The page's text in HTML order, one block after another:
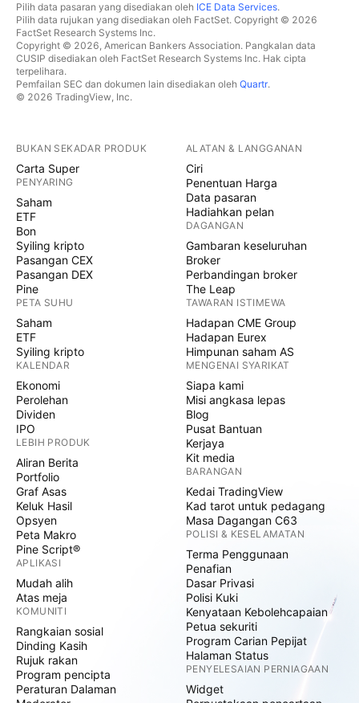
Pilih data pasaran yang disediakan oleh ICE Data Services.
Pilih data rujukan yang disediakan oleh FactSet. Copyright © 2026
FactSet Research Systems Inc.
Copyright © 2026, American Bankers Association. Pangkalan data
CUSIP disediakan oleh FactSet Research Systems Inc. Hak cipta
terpelihara.
Pemfailan SEC dan dokumen lain disediakan oleh Quartr.
© 2026 TradingView, Inc.
BUKAN SEKADAR PRODUK
Carta Super
PENYARING
Saham
ETF
Bon
Syiling kripto
Pasangan CEX
Pasangan DEX
Pine
PETA SUHU
Saham
ETF
Syiling kripto
KALENDAR
Ekonomi
Perolehan
Dividen
IPO
LEBIH PRODUK
Aliran Berita
Portfolio
Graf Asas
Keluk Hasil
Opsyen
Peta Makro
Pine Script®
APLIKASI
Mudah alih
Atas meja
KOMUNITI
Rangkaian sosial
Dinding Kasih
Rujuk rakan
Program pencipta
Peraturan Dalaman
ALATAN & LANGGANAN
Ciri
Penentuan Harga
Data pasaran
Hadiahkan pelan
DAGANGAN
Gambaran keseluruhan
Broker
Perbandingan broker
The Leap
TAWARAN ISTIMEWA
Hadapan CME Group
Hadapan Eurex
Himpunan saham AS
MENGENAI SYARIKAT
Siapa kami
Misi angkasa lepas
Blog
Pusat Bantuan
Kerjaya
Kit media
BARANGAN
Kedai TradingView
Kad tarot untuk pedagang
Masa Dagangan C63
POLISI & KESELAMATAN
Terma Penggunaan
Penafian
Dasar Privasi
Polisi Kuki
Kenyataan Kebolehcapaian
Petua sekuriti
Program Carian Pepijat
Halaman Status
PENYELESAIAN PERNIAGAAN
Widget